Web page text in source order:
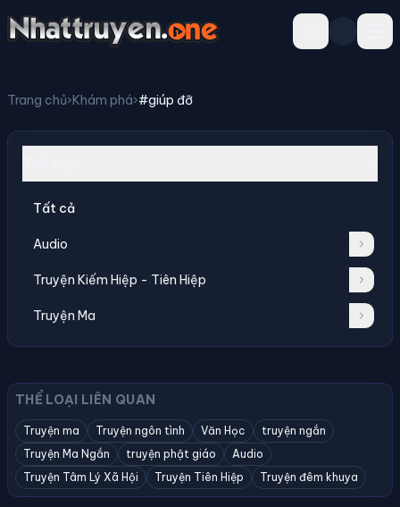
Trang chủ›Khám phá›#giúp đỡ
Tất cả
Audio
Truyện Kiếm Hiệp - Tiên Hiệp
Truyện Ma
THỂ LOẠI LIÊN QUAN
Truyện ma Truyện ngôn tình Văn Học
truyện ngắn
Truyện Ma Ngắn
truyện phật giáo
Audio
Truyện Tâm Lý Xã Hội
Truyện Tiên Hiệp Truyện đêm khuya